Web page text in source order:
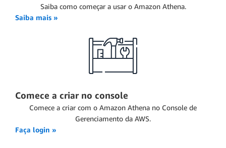
Saiba como começar a usar o Amazon Athena.
Saiba mais »
Comece a criar no console
Comece a criar com o Amazon Athena no Console de
Gerenciamento da AWS.
Faça login »